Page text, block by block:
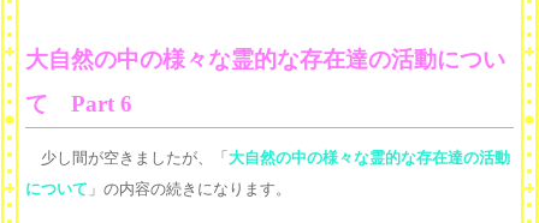
大自然の中の様々な霊的な存在達の活動につい
て Part 6
少し間が空きましたが、「 大自然の中の様々な霊的な存在達の活動
について 」の内容の続きになります。